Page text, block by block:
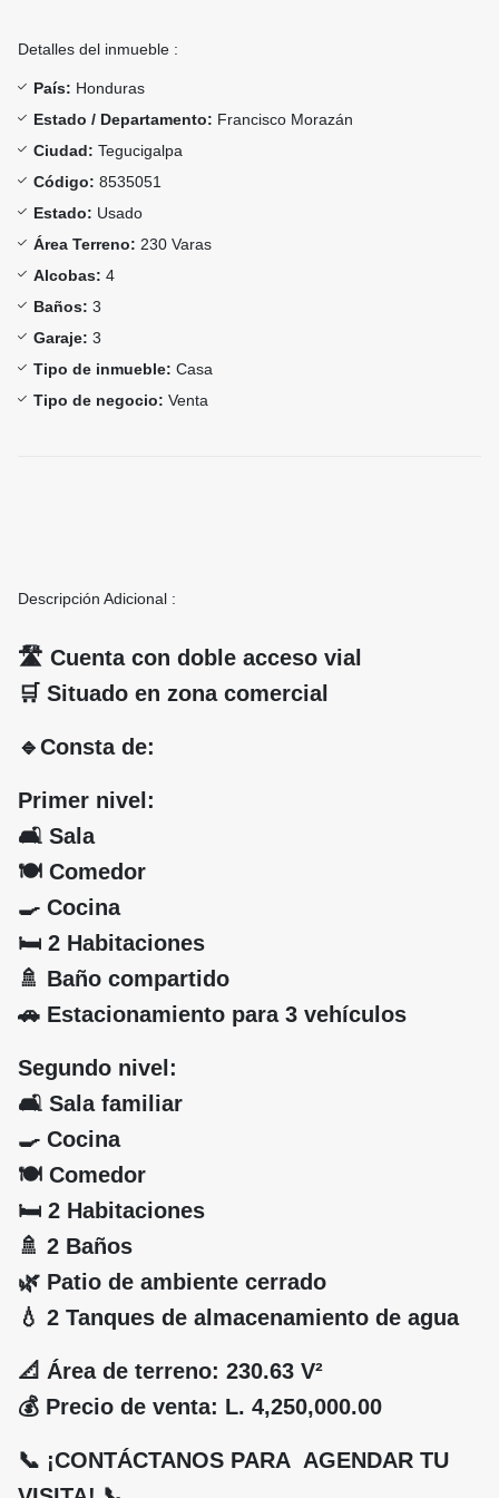
Detalles del inmueble :
País: Honduras
Estado / Departamento: Francisco Morazán
Ciudad: Tegucigalpa
Código: 8535051
Estado: Usado
Área Terreno: 230 Varas
Alcobas: 4
Baños: 3
Garaje: 3
Tipo de inmueble: Casa
Tipo de negocio: Venta
Descripción Adicional :
🛣️ Cuenta con doble acceso vial
🛒 Situado en zona comercial
🔹Consta de:
Primer nivel:
🛋️ Sala
🍽️ Comedor
🍳 Cocina
🛏️ 2 Habitaciones
🚿 Baño compartido
🚗 Estacionamiento para 3 vehículos
Segundo nivel:
🛋️ Sala familiar
🍳 Cocina
🍽️ Comedor
🛏️ 2 Habitaciones
🚿 2 Baños
🌿 Patio de ambiente cerrado
💧 2 Tanques de almacenamiento de agua
📐 Área de terreno: 230.63 V²
💰 Precio de venta: L. 4,250,000.00
📞 ¡CONTÁCTANOS PARA AGENDAR TU